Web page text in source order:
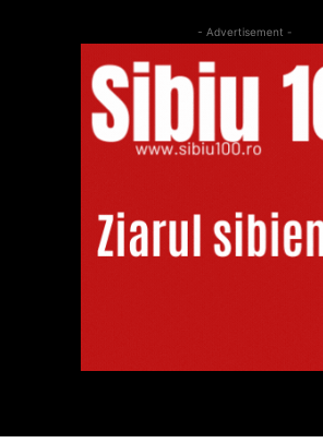
- Advertisement -